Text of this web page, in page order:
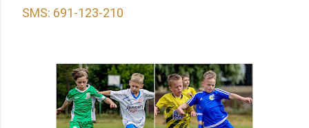
SMS: 691-123-210